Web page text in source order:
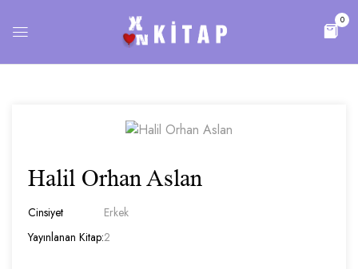
0
Halil Orhan Aslan
Cinsiyet
Erkek
Yayınlanan Kitap:2